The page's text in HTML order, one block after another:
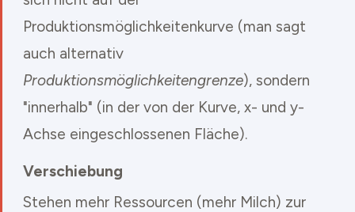
Produktionsmöglichkeitenkurve (man sagt
auch alternativ
Produktionsmöglichkeitengrenze), sondern
"innerhalb" (in der von der Kurve, x- und y-
Achse eingeschlossenen Fläche).
Verschiebung
Stehen mehr Ressourcen (mehr Milch) zur